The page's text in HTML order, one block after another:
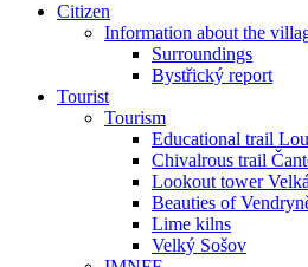
Citizen
Information about the
Surroundings
Bystřický report
Tourist
Tourism
Educational trail
Chivalrous trail
Lookout tower
Beauties of
Lime kilns
Velký Sošov